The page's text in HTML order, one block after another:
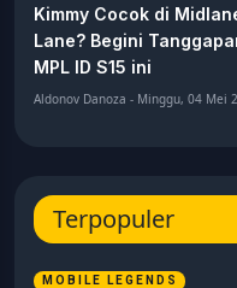
Kimmy Cocok di
Lane? Begini
MPL ID S15 ini
Aldonov Danoza - Minggu, 04 Mei
Terpopuler
MOBILE LEGENDS